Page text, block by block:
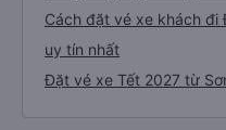
Cách đặt vé xe khách đi
uy tín nhất
Đặt vé xe Tết 2027 từ